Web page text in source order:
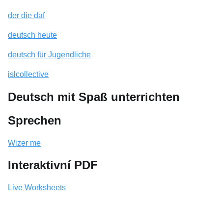
der die daf
deutsch heute
deutsch für Jugendliche
islcollective
Deutsch mit Spaß unterrichten
Sprechen
Wizer me
Interaktivní PDF
Live Worksheets